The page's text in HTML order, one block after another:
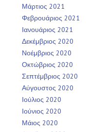
Μάρτιος 2021
Φεβρουάριος 2021
Ιανουάριος 2021
Δεκέμβριος 2020
Νοέμβριος 2020
Οκτώβριος 2020
Σεπτέμβριος 2020
Αύγουστος 2020
Ιούλιος 2020
Ιούνιος 2020
Μάιος 2020